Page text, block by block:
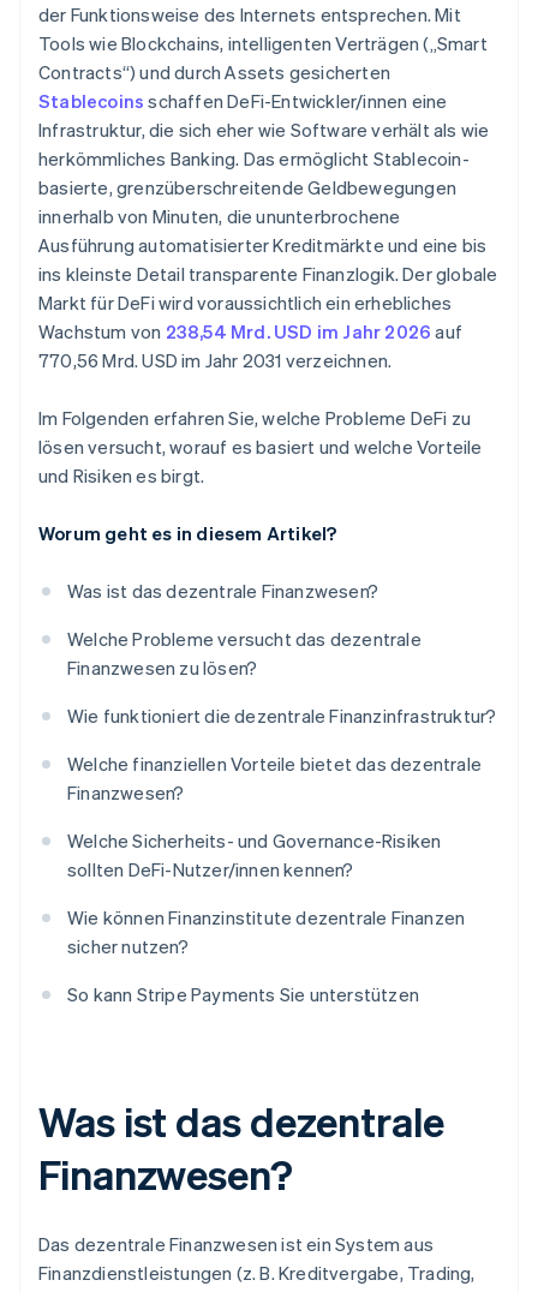
der Funktionsweise des Internets entsprechen. Mit
Tools wie Blockchains, intelligenten Verträgen („Smart
Contracts“) und durch Assets gesicherten
Stablecoins schaffen DeFi-Entwickler/innen eine
Infrastruktur, die sich eher wie Software verhält als wie
herkömmliches Banking. Das ermöglicht Stablecoin-
basierte, grenzüberschreitende Geldbewegungen
innerhalb von Minuten, die ununterbrochene
Ausführung automatisierter Kreditmärkte und eine bis
ins kleinste Detail transparente Finanzlogik. Der globale
Markt für DeFi wird voraussichtlich ein erhebliches
Wachstum von 238,54 Mrd. USD im Jahr 2026 auf
770,56 Mrd. USD im Jahr 2031 verzeichnen.
Im Folgenden erfahren Sie, welche Probleme DeFi zu
lösen versucht, worauf es basiert und welche Vorteile
und Risiken es birgt.
Worum geht es in diesem Artikel?
Was ist das dezentrale Finanzwesen?
Welche Probleme versucht das dezentrale
Finanzwesen zu lösen?
Wie funktioniert die dezentrale Finanzinfrastruktur?
Welche finanziellen Vorteile bietet das dezentrale
Finanzwesen?
Welche Sicherheits- und Governance-Risiken
sollten DeFi-Nutzer/innen kennen?
Wie können Finanzinstitute dezentrale Finanzen
sicher nutzen?
So kann Stripe Payments Sie unterstützen
Was ist das dezentrale
Finanzwesen?
Das dezentrale Finanzwesen ist ein System aus
Finanzdienstleistungen (z. B. Kreditvergabe, Trading,